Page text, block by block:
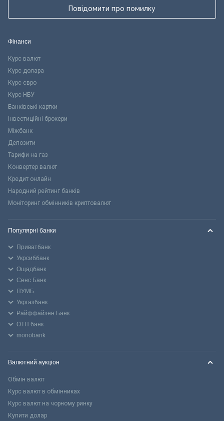
Повідомити про помилку
Фінанси
Курс валют
Курс долара
Курс євро
Курс НБУ
Банківські картки
Інвестиційні брокери
Міжбанк
Депозити
Тарифи на газ
Конвертер валют
Кредит онлайн
Народний рейтинг банків
Моніторинг обмінників криптовалют
Популярні банки
Приватбанк
Укрсиббанк
Ощадбанк
Сенс Банк
ПУМБ
Укргазбанк
Райффайзен Банк
ОТП банк
monobank
Валютний аукціон
Обмін валют
Курс валют в обмінниках
Курс валют на чорному ринку
Купити долар